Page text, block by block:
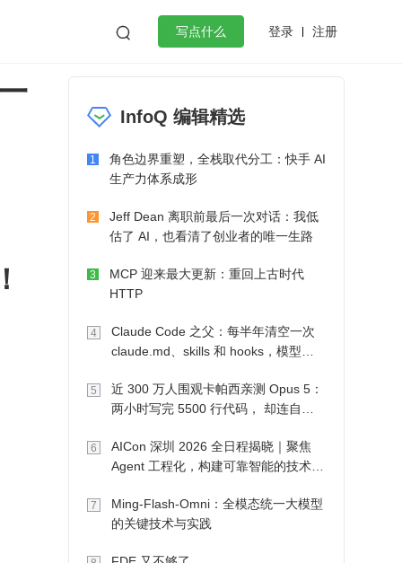
 写点什么 登录 注册
工作
微服务架构 flutter
InfoQ 编辑精选
1
角色边界重塑，全栈取代分工：快手 AI
生产力体系成形
2
Jeff Dean 离职前最后一次对话：我低
估了 AI，也看清了创业者的唯一生路
3
MCP 迎来最大更新：重回上古时代
HTTP
4
Claude Code 之父：每半年清空一次
claude.md、skills 和 hooks，模型自
5
近 300 万人围观卡帕西亲测 Opus 5：
两小时写完 5500 行代码， 却连自己
6
AICon 深圳 2026 全日程揭晓｜聚焦
Agent 工程化，构建可靠智能的技术路
7
Ming-Flash-Omni：全模态统一大模型
的关键技术与实践